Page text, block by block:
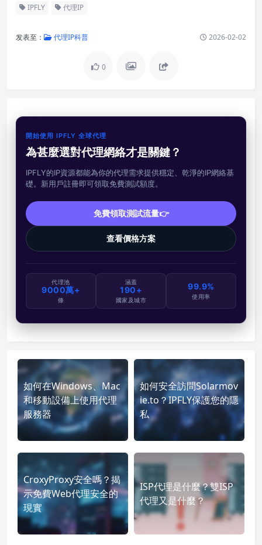
IPFLY 代理IP
发表至： 代理IP科普 2026-02-02
0
開始使用 IPFLY 全球代理
為甚麼選對代理網絡才是關鍵？
IPFLY的IP資源都能為你的代理需求提供穩定、乾淨的IP網絡基
礎。新用戶註冊即可領取免費測試額度。
免費領取測試流量👉
查看價格方案
代理池
9000萬+
條
涵蓋
190+
國家及城市
99.9%
使用率
如何在Windows、Mac
和移動設備上使用代理
服務器
如何安全訪問Solarmov
ie.to？IPFLY保護您的隱
私
CroxyProxy安全嗎？揭
示免費Web代理安全的
現實
ISP代理是什麼？雙ISP
代理又是什麼？